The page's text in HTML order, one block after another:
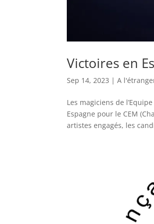
Victoires en
Sep 14, 2023 |A
Les magiciens de
Espagne pour le CEM
artistes engagés, les